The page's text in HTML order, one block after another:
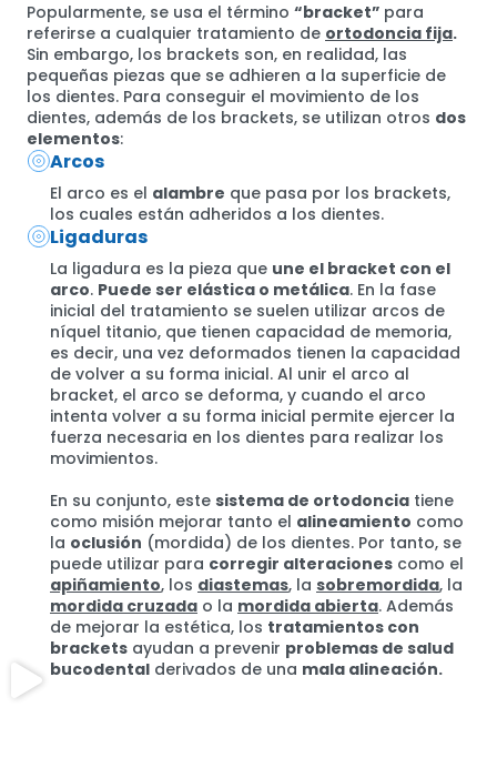
Popularmente, se usa el término “bracket” para
referirse a cualquier tratamiento de ortodoncia fija.
Sin embargo, los brackets son, en realidad, las
pequeñas piezas que se adhieren a la superficie de
los dientes. Para conseguir el movimiento de los
dientes, además de los brackets, se utilizan otros dos
elementos:
Arcos
El arco es el alambre que pasa por los brackets,
los cuales están adheridos a los dientes.
Ligaduras
La ligadura es la pieza que une el bracket con el
arco. Puede ser elástica o metálica. En la fase
inicial del tratamiento se suelen utilizar arcos de
níquel titanio, que tienen capacidad de memoria,
es decir, una vez deformados tienen la capacidad
de volver a su forma inicial. Al unir el arco al
bracket, el arco se deforma, y cuando el arco
intenta volver a su forma inicial permite ejercer la
fuerza necesaria en los dientes para realizar los
movimientos.
En su conjunto, este sistema de ortodoncia tiene
como misión mejorar tanto el alineamiento como
la oclusión (mordida) de los dientes. Por tanto, se
puede utilizar para corregir alteraciones como el
apiñamiento, los diastemas, la sobremordida, la
mordida cruzada o la mordida abierta. Además
de mejorar la estética, los tratamientos con
brackets ayudan a prevenir problemas de salud
bucodental derivados de una mala alineación.